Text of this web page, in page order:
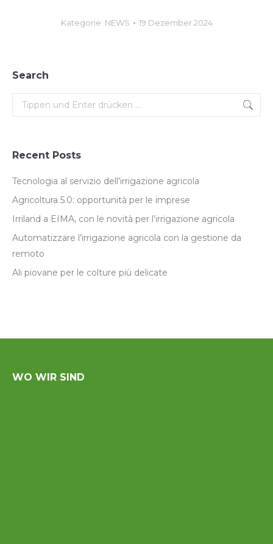
Kategorie: NEWS 19 Dezember 2024
Search
Search:
Recent Posts
Tecnologia al servizio dell’irrigazione agricola
Agricoltura 5.0: opportunità per le imprese
Irriland a EIMA, con le novità per l’irrigazione agricola
Automatizzare l’irrigazione agricola con la gestione da
remoto
Ali piovane per le colture più delicate
WO WIR SIND